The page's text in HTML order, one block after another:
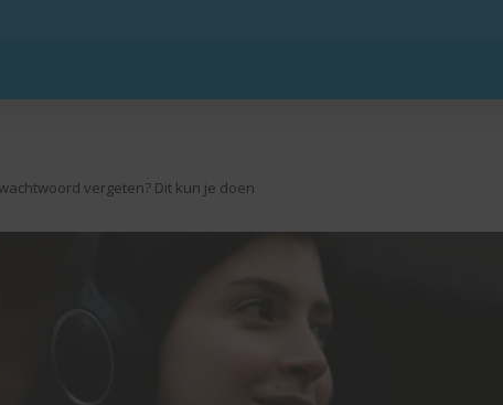
vergeten? Dit kun je doen